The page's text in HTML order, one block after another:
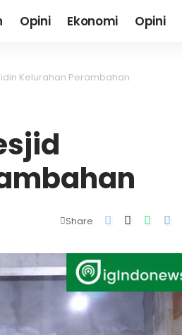
Opini Ekonomi Opini
Kelurahan Perambahan
Share